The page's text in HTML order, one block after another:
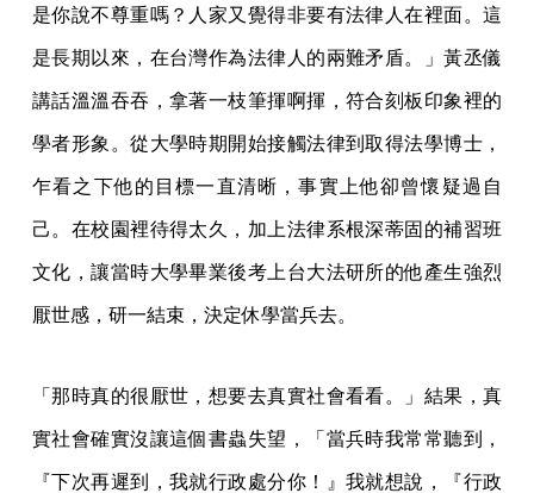
是你說不尊重嗎？人家又覺得非要有法律人在裡面。這
是長期以來，在台灣作為法律人的兩難矛盾。」黃丞儀
講話溫溫吞吞，拿著一枝筆揮啊揮，符合刻板印象裡的
學者形象。從大學時期開始接觸法律到取得法學博士，
乍看之下他的目標一直清晰，事實上他卻曾懷疑過自
己。在校園裡待得太久，加上法律系根深蒂固的補習班
文化，讓當時大學畢業後考上台大法研所的他產生強烈
厭世感，研一結束，決定休學當兵去。
「那時真的很厭世，想要去真實社會看看。」結果，真
實社會確實沒讓這個書蟲失望，「當兵時我常常聽到，
『下次再遲到，我就行政處分你！』我就想說，『行政